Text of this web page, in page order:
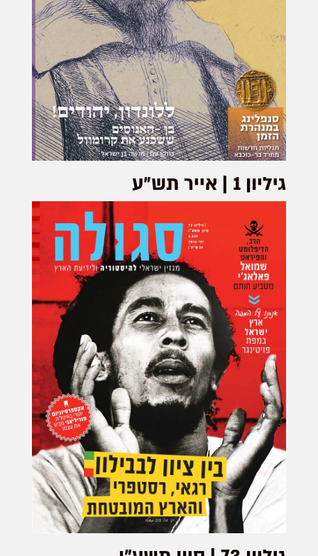
גיליון 1 | אייר תש״ע